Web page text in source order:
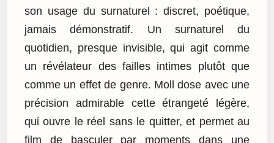
son usage du surnaturel : discret, poétique,
jamais démonstratif. Un surnaturel du
quotidien, presque invisible, qui agit comme
un révélateur des failles intimes plutôt que
comme un effet de genre. Moll dose avec une
précision admirable cette étrangeté légère,
qui ouvre le réel sans le quitter, et permet au
film de basculer par moments dans une